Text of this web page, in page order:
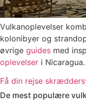
Vulkanoplevelser
kolonibyer og
øvrige guides med
oplevelser i Nicaragua.
Få din rejse
De mest populære